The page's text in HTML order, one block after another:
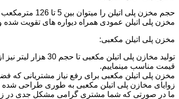
حجم مخزن پلی اتیلن را میتوان بین 5 تا 126 مترمکعب (5 هزار لیتر تا 126 هزار لیتر) در نظر گرفت.در انواع تک لایه،دولایه و سه لایه که قابل تولید می باشد.
مخزن پلی اتیلن عمودی همراه دیواره های تقویت شده و
مخزن پلی اتیلن مکعبی:
تولید مخازن پلی
قیمت مناسب مینماییم.
مخزن پلی اتیلن مکعبی برای رفع نیاز مشتریانی که
زوایای مخازن پلی اتیلن مکعبی به طوری طراحی شده
ما در صورتی که شما مشتری گرامی مشکل جدی در